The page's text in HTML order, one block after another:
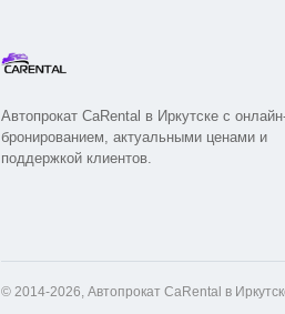
Автопрокат CaRental в Иркутске с
бронированием, актуальными ценами и
поддержкой клиентов.
© 2014-2026, Автопрокат CaRental в